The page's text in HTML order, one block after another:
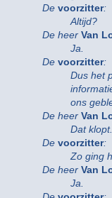
De voorzitter:
Altijd?
De heer Van
Ja.
De voorzitter:
Dus het
ons
De heer Van
Dat klopt.
De voorzitter:
Zo ging
De heer Van
Ja.